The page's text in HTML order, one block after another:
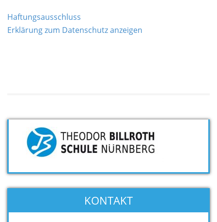
Haftungsausschluss
Erklärung zum Datenschutz anzeigen
KONTAKT